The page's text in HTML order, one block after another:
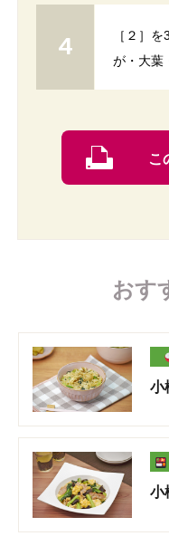
［２］
が・大葉
こ
おす
小
小